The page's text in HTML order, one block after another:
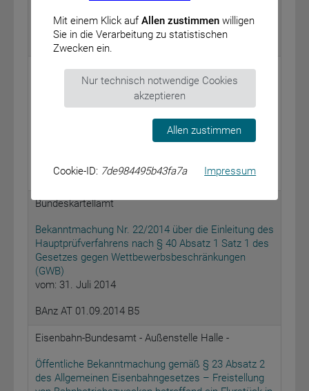
vom: 20. August 2014
BAnz AT 01.09.2014 B3
Bundesministerium für Bildung und Forschung
Bekanntmachung von Richtlinien zur
Fördermaßnahme „r+Impuls – Innovative
Technologien für Ressourceneffizienz – Impulse für
industrielle Ressourceneffizienz“
BAnz AT 01.09.2014 B4
Bundeskartellamt
Bekanntmachung Nr. 22/2014 über die Einleitung des
Hauptprüfverfahrens nach § 40 Absatz 1 Satz 1 des
Gesetzes gegen Wettbewerbsbeschränkungen
(GWB)
vom: 31. Juli 2014
BAnz AT 01.09.2014 B5
Eisenbahn-Bundesamt - Außenstelle Halle -
Öffentliche Bekanntmachung gemäß § 23 Absatz 2
des Allgemeinen Eisenbahngesetzes – Freistellung
Mit einem Klick auf Allen zustimmenwilligen
Sie in die Verarbeitung zu statistischen
Zwecken ein.
Nur technisch notwendige Cookies
akzeptieren
Allen zustimmen
Cookie-ID: 7de984495b43fa7a Impressum